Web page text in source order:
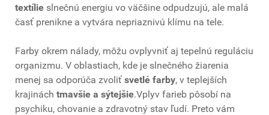
textílie slnečnú energiu vo väčšine odpudzujú, ale malá
časť prenikne a vytvára nepriaznivú klímu na tele.
Farby okrem nálady, môžu ovplyvniť aj tepelnú reguláciu
organizmu. V oblastiach, kde je slnečného žiarenia
menej sa odporúča zvoliť svetlé farby, v teplejších
krajinách tmavšie a sýtejšie.Vplyv farieb pôsobí na
psychiku, chovanie a zdravotný stav ľudí. Preto vám